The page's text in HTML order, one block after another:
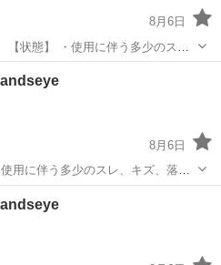
8月6日
ございます ・詳細は現地でご確認
のでご了承願います ※中古品のた
8月6日
細は現地でご確認ください ・お値
ます ※中古品のため、...